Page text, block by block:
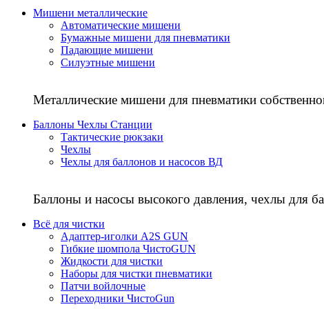
Мишени металлические
Автоматические мишени
Бумажные мишени для пневматики
Падающие мишени
Силуэтные мишени
Металлические мишени для пневматики
Баллоны Чехлы Станции
Тактические рюкзаки
Чехлы
Чехлы для баллонов и насосов ВД
Баллоны и насосы высокого давления, чехлы для
Всё для чистки
Адаптер-иголки A2S GUN
Гибкие шомпола ЧистоGUN
Жидкости для чистки
Наборы для чистки пневматики
Патчи войлочные
Переходники ЧистоGun